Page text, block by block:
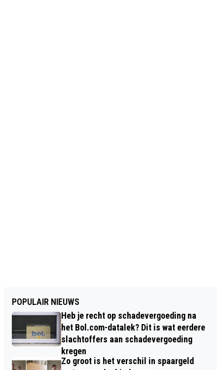
POPULAIR NIEUWS
Heb je recht op schadevergoeding na
het Bol.com-datalek? Dit is wat eerdere
slachtoffers aan schadevergoeding
kregen
Zo groot is het verschil in spaargeld